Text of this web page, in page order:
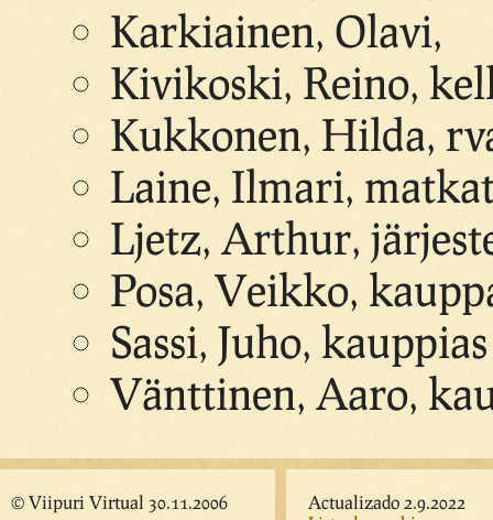
Karkiainen, Olavi,
Kivikoski, Reino,
Kukkonen, Hilda,
Laine, Ilmari,
Ljetz, Arthur,
Posa, Veikko,
Sassi, Juho, kauppias
Vänttinen, Aaro,
© Viipuri Virtual 30.11.2006
Actualizado 2.9.2022